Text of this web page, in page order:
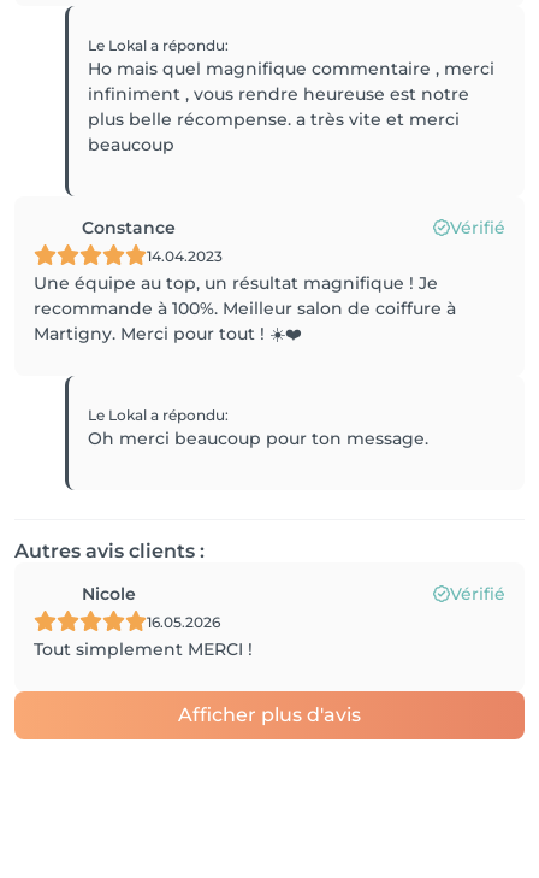
Le Lokala répondu:
Ho mais quel magnifique commentaire , merci
infiniment , vous rendre heureuse est notre
plus belle récompense. a très vite et merci
beaucoup
Constance Vérifié
14.04.2023
Une équipe au top, un résultat magnifique ! Je
recommande à 100%. Meilleur salon de coiffure à
Martigny. Merci pour tout ! ☀️❤️
Le Lokala répondu:
Oh merci beaucoup pour ton message.
Autres avis clients :
Nicole Vérifié
16.05.2026
Tout simplement MERCI !
Afficher plus d'avis